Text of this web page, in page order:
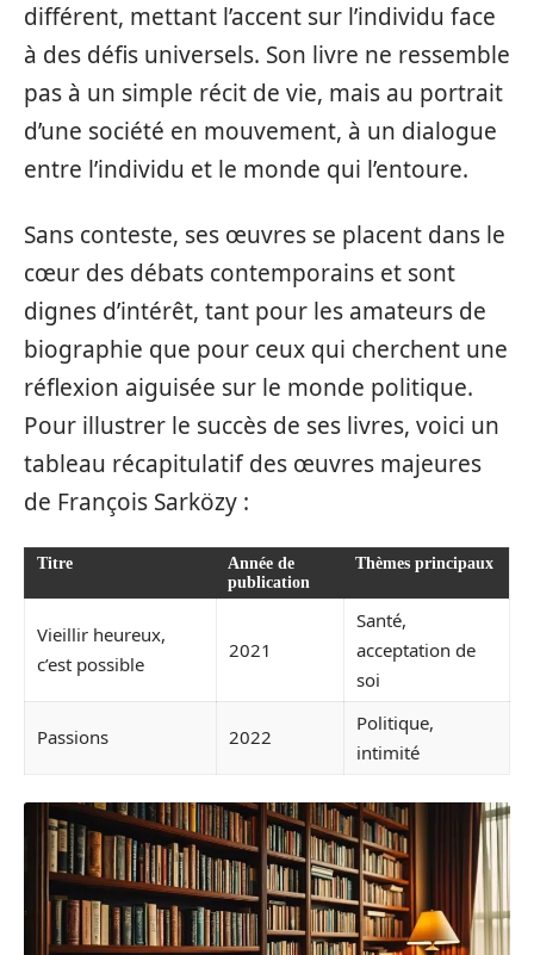
différent, mettant l’accent sur l’individu face
à des défis universels. Son livre ne ressemble
pas à un simple récit de vie, mais au portrait
d’une société en mouvement, à un dialogue
entre l’individu et le monde qui l’entoure.
Sans conteste, ses œuvres se placent dans le
cœur des débats contemporains et sont
dignes d’intérêt, tant pour les amateurs de
biographie que pour ceux qui cherchent une
réflexion aiguisée sur le monde politique.
Pour illustrer le succès de ses livres, voici un
tableau récapitulatif des œuvres majeures
de François Sarközy :
Titre
Année de
publication
Thèmes principaux
Vieillir heureux,
c’est possible
2021
Santé,
acceptation de
soi
Passions 2022
Politique,
intimité